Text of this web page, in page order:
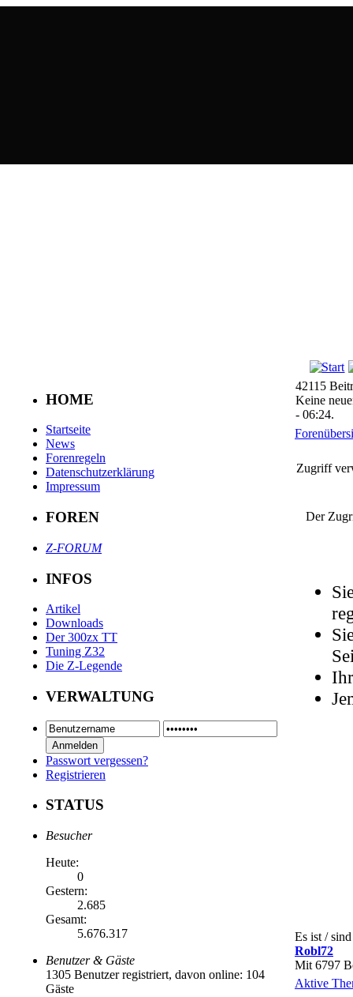
HOME
Startseite
News
Forenregeln
Datenschutzerklärung
Impressum
FOREN
Z-FORUM
INFOS
Artikel
Downloads
Der 300zx TT
Tuning Z32
Die Z-Legende
VERWALTUNG
Passwort vergessen?
Registrieren
STATUS
Besucher
Heute:
0
Gestern:
2.685
Gesamt:
5.676.317
Benutzer & Gäste
1305 Benutzer registriert, davon online: 104
Gäste
42115
Keine
- 06:24.
Zugriff
Der
Es ist /
Robl72
Mit 6797
Aktive